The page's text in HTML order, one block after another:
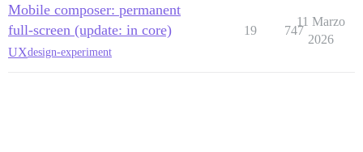
Mobile composer: permanent
full-screen (update: in core)
UXdesign-experiment
19 747
11 Marzo
2026